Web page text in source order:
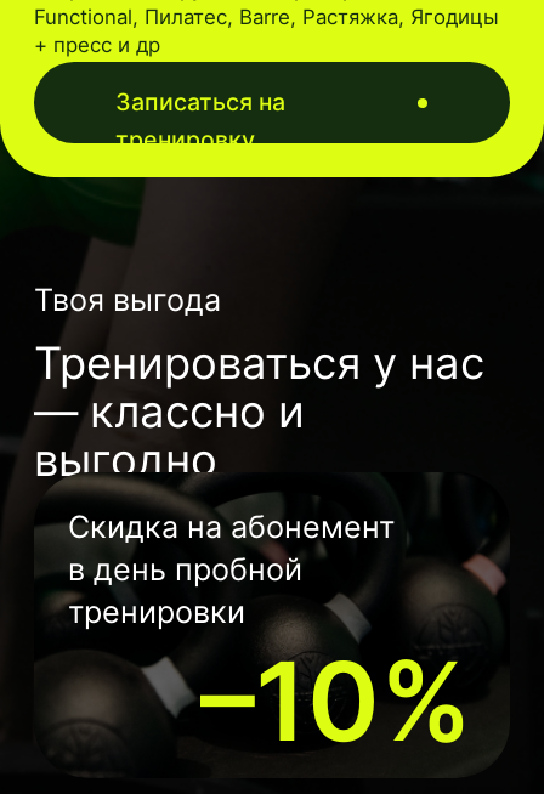
Скидка на абонемент
в день пробной
тренировки
–10%
416
₽/ тренировка
Тренируйся с нами
всего от
до 10%
Кешбэк за продление
абонемента